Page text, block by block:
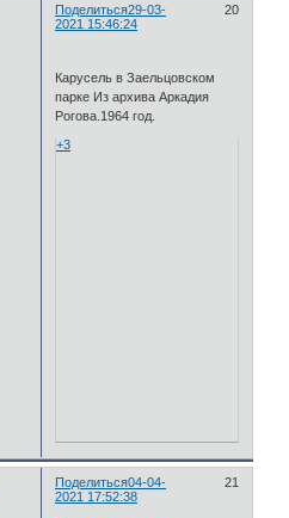
Поделиться 20
29-03-
2021 15:46:24
Карусель в Заельцовском
парке Из архива Аркадия
Рогова.1964 год.
+3
Поделиться 21
04-04-
2021 17:52:38